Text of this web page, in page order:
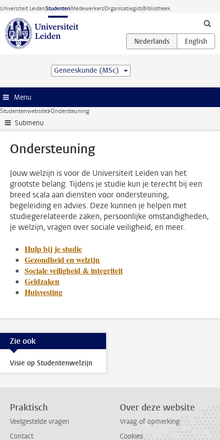
Ga direct naar de inhoud
Universiteit LeidenStudentenMedewerkersOrganisatiegidsBibliotheek
Geneeskunde (MSc)
Menu
Studentenwebsite Ondersteuning
Submenu
Ondersteuning
Jouw welzijn is voor de Universiteit Leiden van het
grootste belang. Tijdens je studie kun je terecht bij een
breed scala aan diensten voor ondersteuning,
begeleiding en advies. Deze kunnen je helpen met
studiegerelateerde zaken, persoonlijke omstandigheden,
je welzijn, vragen over sociale veiligheid, en meer.
Hulp bij je studie
Gezondheid en welzijn
Sociale veiligheid & integriteit
Geldzaken
Huisvesting
Zie ook
Visie op Studentenwelzijn
Praktisch
Veelgestelde vragen
Contact
Over deze website
Vraag of opmerking
Cookies